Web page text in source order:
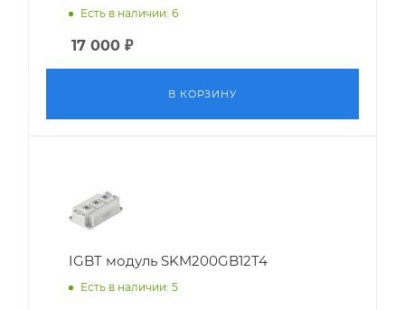
Есть в наличии: 6
17 000 ₽
В КОРЗИНУ
IGBT модуль SKM200GB12T4
Есть в наличии: 5